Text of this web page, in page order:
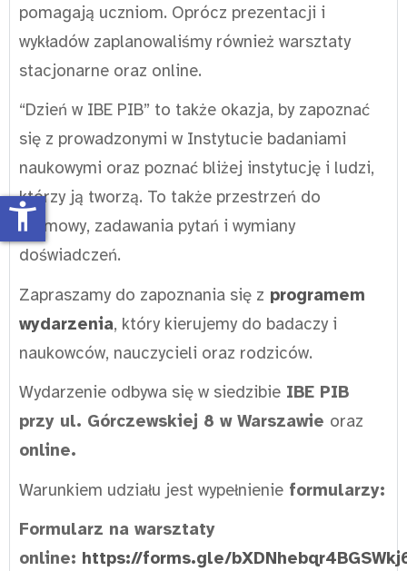
pomagają uczniom. Oprócz prezentacji i
wykładów zaplanowaliśmy również warsztaty
stacjonarne oraz online.
“Dzień w IBE PIB” to także okazja, by zapoznać
się z prowadzonymi w Instytucie badaniami
naukowymi oraz poznać bliżej instytucję i ludzi,
którzy ją tworzą. To także przestrzeń do
rozmowy, zadawania pytań i wymiany
doświadczeń.
Zapraszamy do zapoznania się z programem
wydarzenia, który kierujemy do badaczy i
naukowców, nauczycieli oraz rodziców.
Wydarzenie odbywa się w siedzibie IBE PIB
przy ul. Górczewskiej 8 w Warszawie oraz
online.
Warunkiem udziału jest wypełnienie formularzy:
Formularz na warsztaty
online: https://forms.gle/
accessibility_new